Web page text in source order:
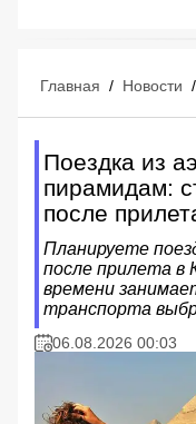
Главная / Новости /
Поездка из
пирамидам:
после
Планируете
после прилета в
времени
транспорта
06.08.2026 00:03